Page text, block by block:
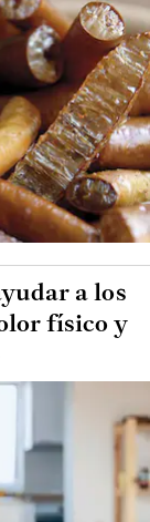
a los
físico y